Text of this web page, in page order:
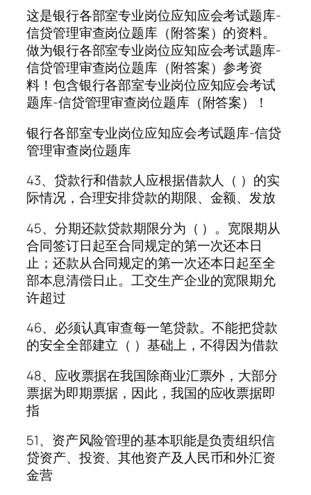
这是银行各部室专业岗位应知应会考试题库-
信贷管理审查岗位题库（附答案）的资料。
做为银行各部室专业岗位应知应会考试题库-
信贷管理审查岗位题库（附答案）参考资
料！包含银行各部室专业岗位应知应会考试
题库-信贷管理审查岗位题库（附答案）！
银行各部室专业岗位应知应会考试题库-信贷
管理审查岗位题库
43、贷款行和借款人应根据借款人（ ）的实
际情况，合理安排贷款的期限、金额、发放
45、分期还款贷款期限分为（ ）。宽限期从
合同签订日起至合同规定的第一次还本日
止；还款从合同规定的第一次还本日起至全
部本息清偿日止。工交生产企业的宽限期允
许超过
46、必须认真审查每一笔贷款。不能把贷款
的安全全部建立（ ）基础上，不得因为借款
48、应收票据在我国除商业汇票外，大部分
票据为即期票据，因此，我国的应收票据即
指
51、资产风险管理的基本职能是负责组织信
贷资产、投资、其他资产及人民币和外汇资
金营